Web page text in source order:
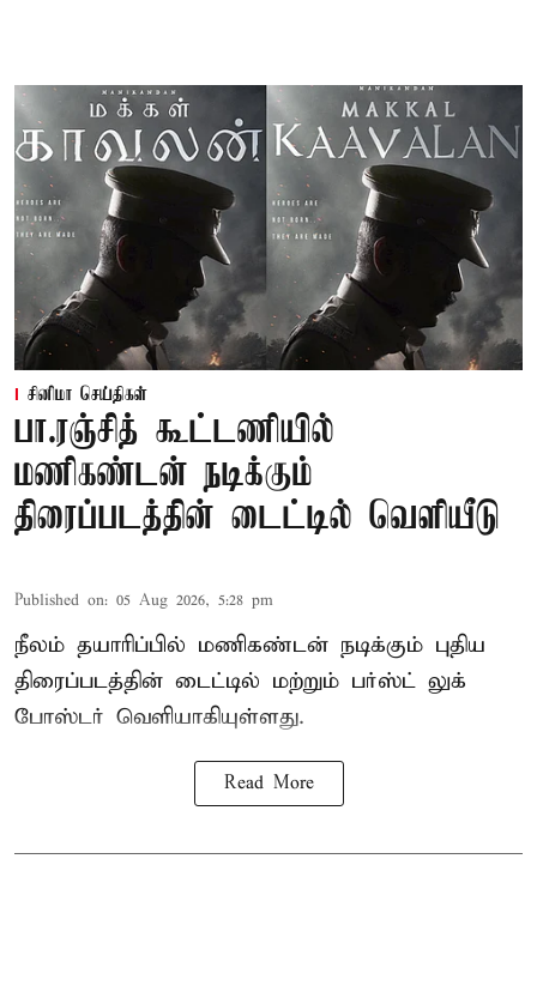
சினிமா செய்திகள்
பா.ரஞ்சித் கூட்டணியில்
மணிகண்டன் நடிக்கும்
திரைப்படத்தின் டைட்டில் வெளியீடு
Published on: 05 Aug 2026, 5:28 pm
நீலம் தயாரிப்பில் மணிகண்டன் நடிக்கும் புதிய
திரைப்படத்தின் டைட்டில் மற்றும் பர்ஸ்ட் லுக்
போஸ்டர் வெளியாகியுள்ளது.
Read More